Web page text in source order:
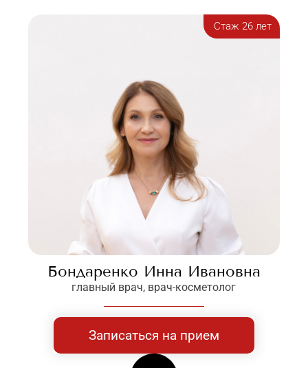
Стаж 26 лет
Бондаренко Инна Ивановна
главный врач, врач-косметолог
Записаться на прием